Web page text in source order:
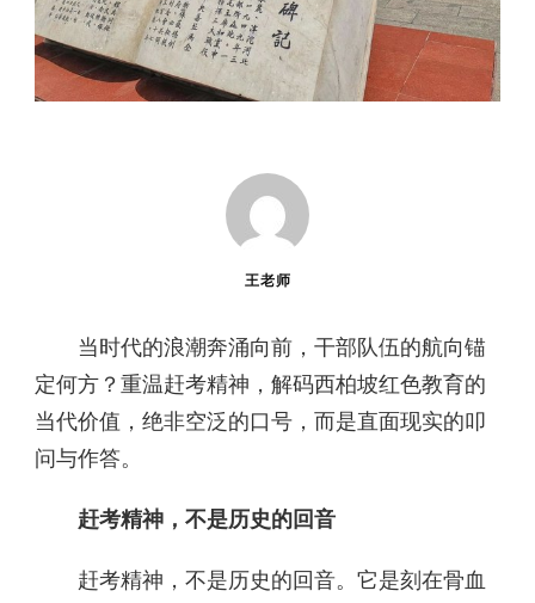
王老师
当时代的浪潮奔涌向前，干部队伍的航向锚
定何方？重温赶考精神，解码西柏坡红色教育的
当代价值，绝非空泛的口号，而是直面现实的叩
问与作答。
赶考精神，不是历史的回音
赶考精神，不是历史的回音。它是刻在骨血